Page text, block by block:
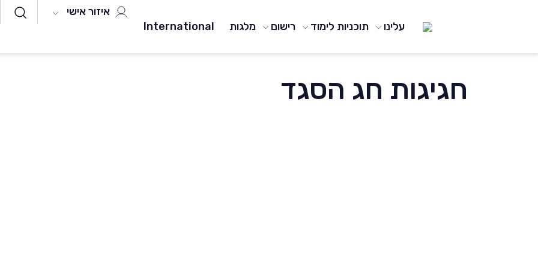
עלינו תוכניות לימוד רישום מלגות International
איזור אישי
חגיגות חג הסגד